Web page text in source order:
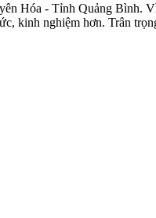
Hóa - Tỉnh Quảng Bình.
kinh nghiệm hơn. Trân